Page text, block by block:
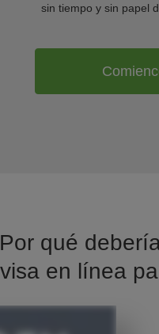
sin tiempo y sin papel
qué
visa en línea